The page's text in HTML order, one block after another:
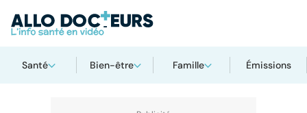
Santé Bien-être Famille Émissions